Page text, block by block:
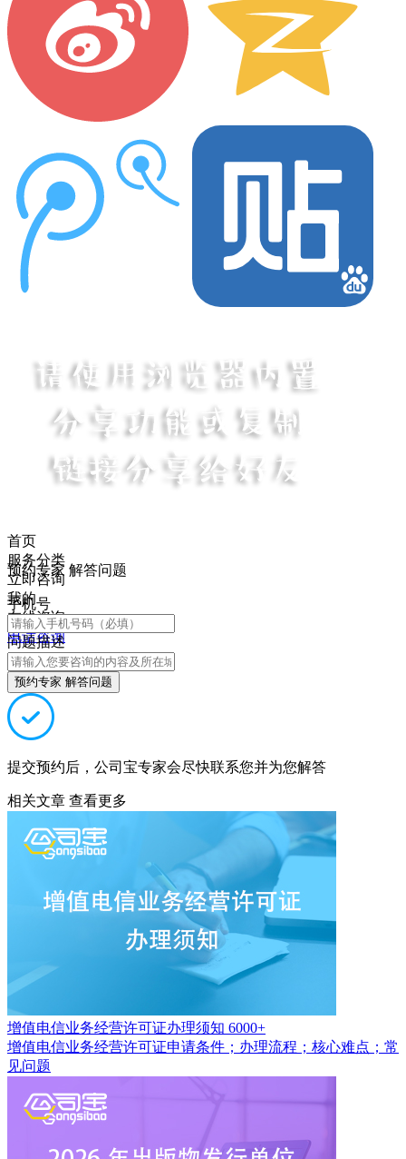
首页
服务分类
立即咨询
我的
在线咨询
电话咨询
预约专家 解答问题
手机号
问题描述
预约专家 解答问题
提交预约后，公司宝专家会尽快联系您并为您解答
相关文章 查看更多
增值电信业务经营许可证办理须知 6000+
增值电信业务经营许可证申请条件；办理流程；核心难点；常
见问题